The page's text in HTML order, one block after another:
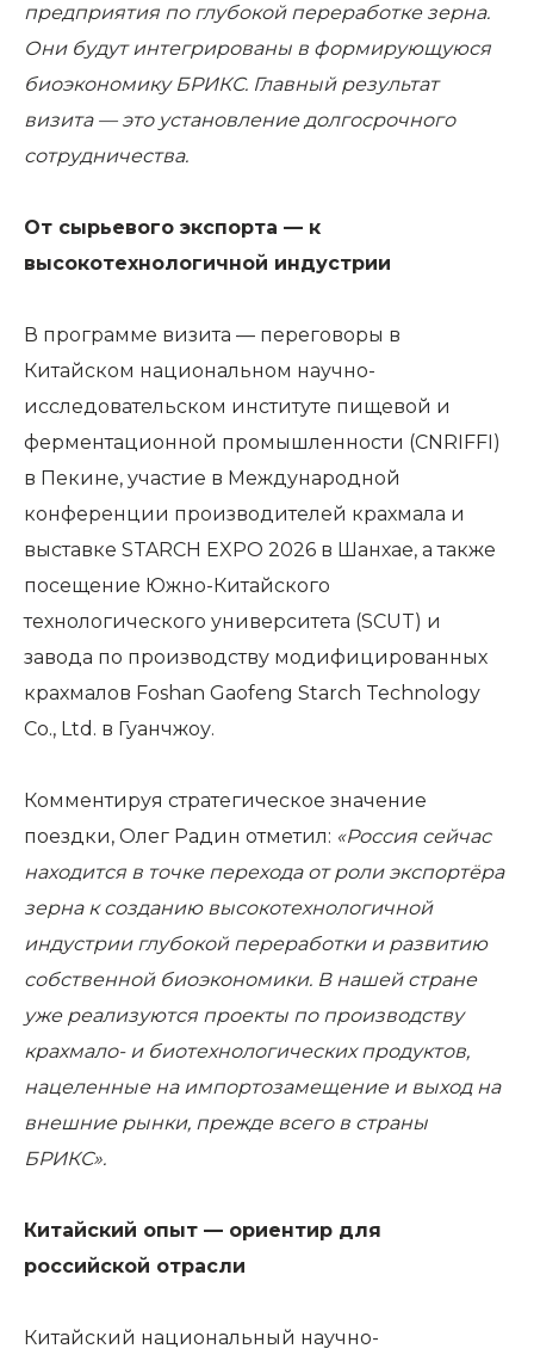
предприятия по глубокой переработке зерна.
Они будут интегрированы в формирующуюся
биоэкономику БРИКС. Главный результат
визита — это установление долгосрочного
сотрудничества.
От сырьевого экспорта — к
высокотехнологичной индустрии
В программе визита — переговоры в
Китайском национальном научно-
исследовательском институте пищевой и
ферментационной промышленности (CNRIFFI)
в Пекине, участие в Международной
конференции производителей крахмала и
выставке STARCH EXPO 2026 в Шанхае, а также
посещение Южно-Китайского
технологического университета (SCUT) и
завода по производству модифицированных
крахмалов Foshan Gaofeng Starch Technology
Co., Ltd. в Гуанчжоу.
Комментируя стратегическое значение
поездки, Олег Радин отметил: «Россия сейчас
находится в точке перехода от роли экспортёра
зерна к созданию высокотехнологичной
индустрии глубокой переработки и развитию
собственной биоэкономики. В нашей стране
уже реализуются проекты по производству
крахмало- и биотехнологических продуктов,
нацеленные на импортозамещение и выход на
внешние рынки, прежде всего в страны
БРИКС».
Китайский опыт — ориентир для
российской отрасли
Китайский национальный научно-